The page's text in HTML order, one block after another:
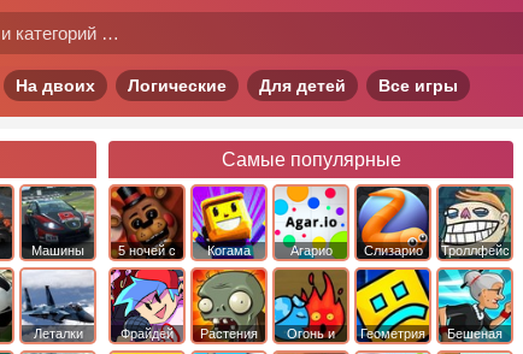
На двоих Логические Для детей Все игры
Машины
Леталки
Самые популярные
5 ночей с
фредди
Когама Агарио Слизарио
Троллфейс
квест
Фрайдей
Найт
Растения
против
Огонь и
Вода
Геометрия
Даш
Бешеная
бабка